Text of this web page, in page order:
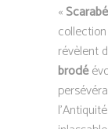
«
collection
révèlent
brodé